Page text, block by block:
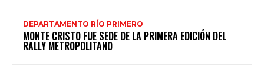
DEPARTAMENTO RÍO PRIMERO
MONTE CRISTO FUE SEDE DE LA PRIMERA EDICIÓN DEL
RALLY METROPOLITANO